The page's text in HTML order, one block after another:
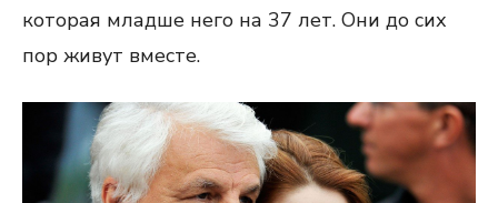
которая младше него на 37 лет. Они до сих
пор живут вместе.